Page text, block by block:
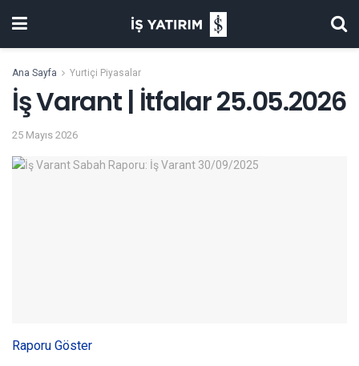
Ana Sayfa Yurtiçi Piyasalar
İş Varant | İtfalar 25.05.2026
25 Mayıs 2026
Raporu Göster